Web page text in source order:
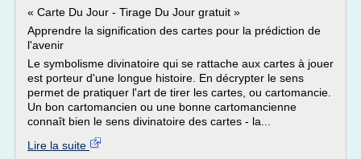
« Carte Du Jour - Tirage Du Jour gratuit »
Apprendre la signification des cartes pour la prédiction de
l'avenir
Le symbolisme divinatoire qui se rattache aux cartes à jouer
est porteur d'une longue histoire. En décrypter le sens
permet de pratiquer l'art de tirer les cartes, ou cartomancie.
Un bon cartomancien ou une bonne cartomancienne
connaît bien le sens divinatoire des cartes - la...
Lire la suite